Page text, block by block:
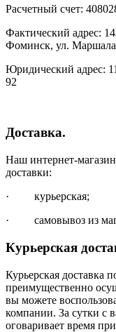
Расчетный счет:
Фактический адрес:
Фоминск, ул.
Юридический адрес:
92
Доставка.
Наш интернет-магазин
доставки:
· курьерская;
· самовывоз из
Курьерская
Курьерская доставка
преимущественно
вы можете
компании. За сутки с
оговаривает время